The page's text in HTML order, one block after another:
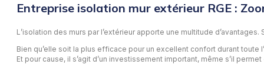
Entreprise isolation mur extérieur RGE :
L’isolation des murs par l’extérieur apporte une multitude
Bien qu’elle soit la plus efficace pour un excellent confort durant
Et pour cause, il s’agit d’un investissement important, même s’il